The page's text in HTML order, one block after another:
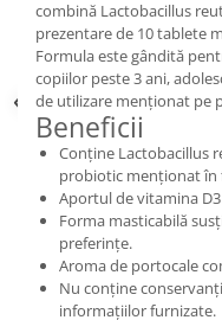
combină Lactobacillus
prezentare de 10 tablete
Formula este gândită
copiilor peste 3 ani,
de utilizare menționat pe
Beneficii
Conține Lactobacillus
probiotic menționat
Aportul de vitamina
Forma masticabilă
preferințe.
Aroma de portocale
Nu conține
informațiilor furnizate.